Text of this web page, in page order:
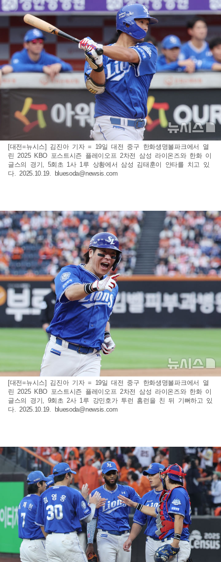
[대전=뉴시스] 김진아 기자 = 19일 대전 중구 한화생명볼파크에서 열
린 2025 KBO 포스트시즌 플레이오프 2차전 삼성 라이온즈와 한화 이
글스의 경기, 5회초 1사 1루 상황에서 삼성 김태훈이 안타를 치고 있
다. 2025.10.19. bluesoda@newsis.com
[대전=뉴시스] 김진아 기자 = 19일 대전 중구 한화생명볼파크에서 열
린 2025 KBO 포스트시즌 플레이오프 2차전 삼성 라이온즈와 한화 이
글스의 경기, 9회초 2사 1루 강민호가 투런 홈런을 친 뒤 기뻐하고 있
다. 2025.10.19.
bluesoda@newsis.com